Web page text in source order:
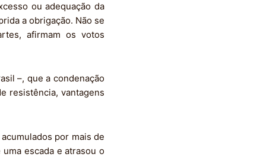
ou adequação da
a obrigação. Não se
afirmam os votos
–, que a condenação
resistência, vantagens
por mais de
escada e atrasou o